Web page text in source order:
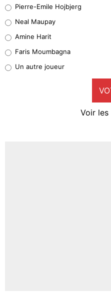
5%
1%
9%
Pierre-Emile Hojbjerg
Neal Maupay
Amine Harit
Faris Moumbagna
Un autre joueur
Voir